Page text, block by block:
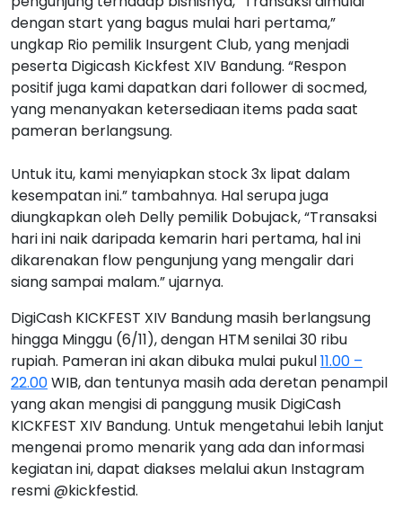
dengan start yang bagus mulai hari pertama,”
ungkap Rio pemilik Insurgent Club, yang menjadi
peserta Digicash Kickfest XIV Bandung. “Respon
positif juga kami dapatkan dari follower di socmed,
yang menanyakan ketersediaan items pada saat
pameran berlangsung.
Untuk itu, kami menyiapkan stock 3x lipat dalam
kesempatan ini.” tambahnya. Hal serupa juga
diungkapkan oleh Delly pemilik Dobujack, “Transaksi
hari ini naik daripada kemarin hari pertama, hal ini
dikarenakan flow pengunjung yang mengalir dari
siang sampai malam.” ujarnya.
DigiCash KICKFEST XIV Bandung masih berlangsung
hingga Minggu (6/11), dengan HTM senilai 30 ribu
rupiah. Pameran ini akan dibuka mulai pukul11.00 –
22.00WIB, dan tentunya masih ada deretan penampil
yang akan mengisi di panggung musik DigiCash
KICKFEST XIV Bandung. Untuk mengetahui lebih lanjut
mengenai promo menarik yang ada dan informasi
kegiatan ini, dapat diakses melalui akun Instagram
resmi @kickfestid.